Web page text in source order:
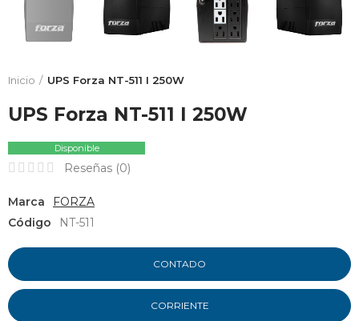
Inicio UPS Forza NT-511 I 250W
UPS Forza NT-511 I 250W
Disponible
Reseñas (0)
Marca
FORZA
Código
NT-511
CONTADO
CORRIENTE